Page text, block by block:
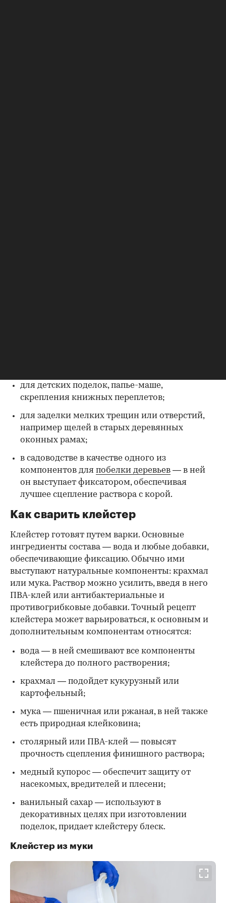
для детских поделок, папье-маше,
скрепления книжных переплетов;
для заделки мелких трещин или отверстий,
например щелей в старых деревянных
оконных рамах;
в садоводстве в качестве одного из
компонентов для побелки деревьев — в ней
он выступает фиксатором, обеспечивая
лучшее сцепление раствора с корой.
Как сварить клейстер
Клейстер готовят путем варки. Основные
ингредиенты состава — вода и любые добавки,
обеспечивающие фиксацию. Обычно ими
выступают натуральные компоненты: крахмал
или мука. Раствор можно усилить, введя в него
ПВА-клей или антибактериальные и
противогрибковые добавки. Точный рецепт
клейстера может варьироваться, к основным и
дополнительным компонентам относятся:
вода — в ней смешивают все компоненты
клейстера до полного растворения;
крахмал — подойдет кукурузный или
картофельный;
мука — пшеничная или ржаная, в ней также
есть природная клейковина;
столярный или ПВА-клей — повысят
прочность сцепления финишного раствора;
медный купорос — обеспечит защиту от
насекомых, вредителей и плесени;
ванильный сахар — используют в
декоративных целях при изготовлении
поделок, придает клейстеру блеск.
Клейстер из муки